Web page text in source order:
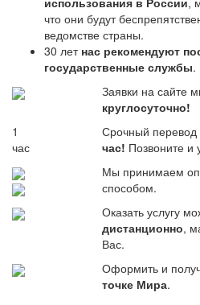
что они будут
ведомстве страны.
30 лет нас рекомендуют
государственные службы.
Заявки на сайте
круглосуточно!
1
час
Срочный перевод
час! Позвоните и
Мы принимаем
способом.
Оказать услугу
дистанционно,
Вас.
Оформить и
точке Мира.